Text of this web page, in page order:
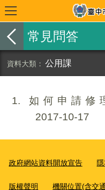
常見問答
公用課
1
如何申請修
2017-10-17
政府網站資料開放宣告
版權聲明 機關位置(含交